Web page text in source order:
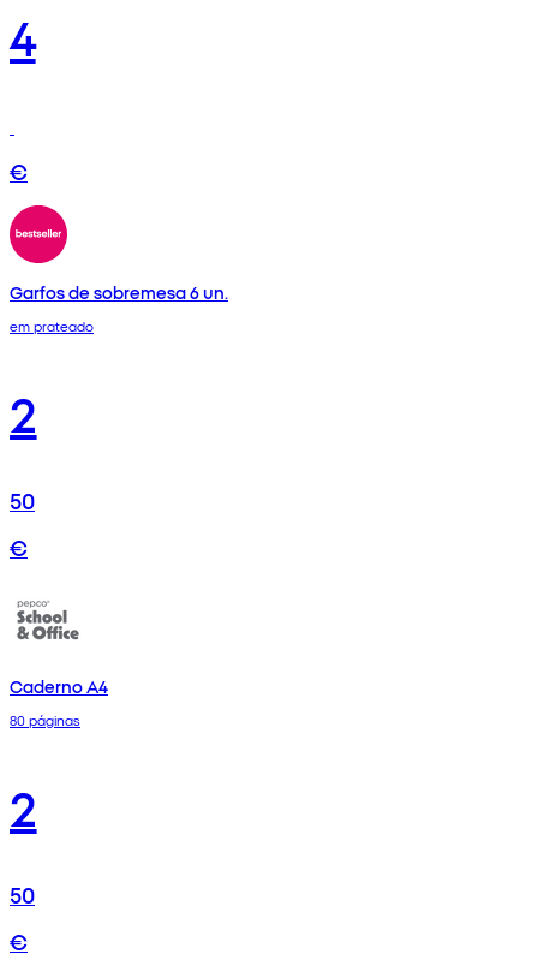
4
€
Garfos de sobremesa 6 un.
em prateado
2
50
€
Caderno A4
80 páginas
2
50
€